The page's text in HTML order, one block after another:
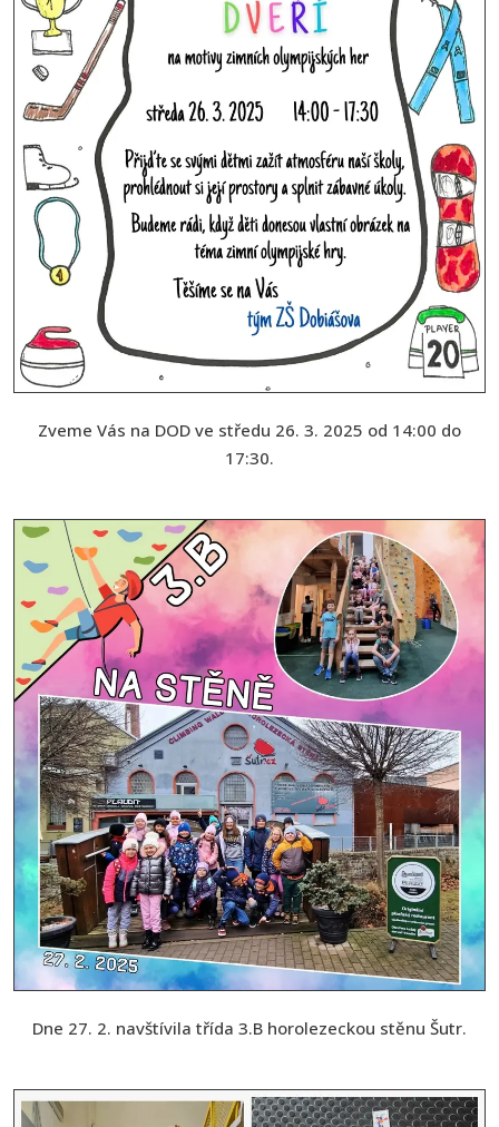
Zveme Vás na DOD ve středu 26. 3. 2025 od 14:00 do
17:30.
Dne 27. 2. navštívila třída 3.B horolezeckou stěnu Šutr.